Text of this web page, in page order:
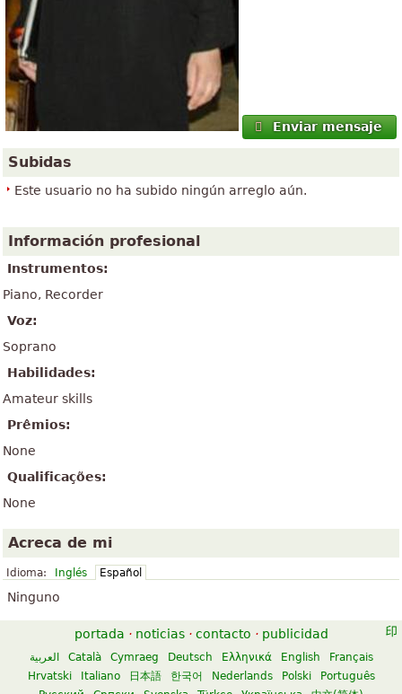
Enviar mensaje
Subidas
Este usuario no ha subido ningún arreglo aún.
Información profesional
Instrumentos:
Piano, Recorder
Voz:
Soprano
Habilidades:
Amateur skills
Prêmios:
None
Qualificações:
None
Acreca de mi
Idioma: Inglés Español
Ninguno
portada · noticias · contacto · publicidad
العربية Català Cymraeg Deutsch Ελληνικά English
Français
Hrvatski
Italiano 日本語 한국어 Nederlands Polski
Português